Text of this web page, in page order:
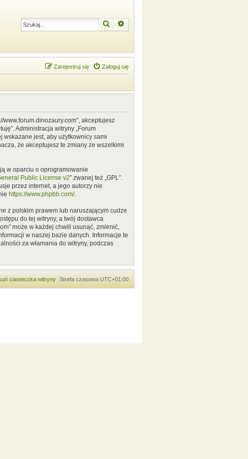
Szukaj
Zaloguj się
Zarejestruj się
www.forum.dinozaury.com”, akceptujesz
Administracja witryny „Forum
wskazane jest, aby użytkownicy sami
że akceptujesz te zmiany ze wszelkimi
w oparciu o oprogramowanie
Public License v2” zwanej też „GPL”.
przez internet, a jego autorzy nie
https://www.phpbb.com/.
z polskim prawem lub naruszającym cudze
do tej witryny, a twój dostawca
może w każdej chwili usunąć, zmienić,
w naszej bazie danych. Informacje te
za włamania do witryny, podczas
Strefa czasowa UTC+01:00
ciasteczka witryny